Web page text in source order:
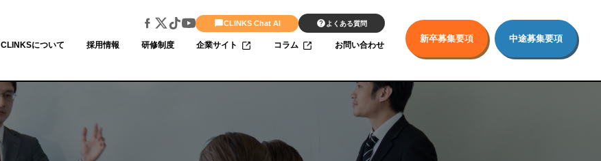
CLINKS Chat AI よくある質問
CLINKSについて 採用情報 研修制度 企業サイト コラム お問い合わせ
新卒募集要項 中途募集要項